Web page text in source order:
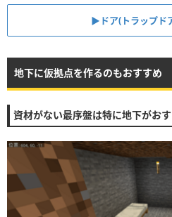
▶︎ドア(トラップド
地下に仮拠点を作るのもおすすめ
資材がない最序盤は特に地下がお